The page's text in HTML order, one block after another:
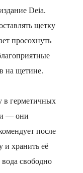
Deia.
щетку
просохнуть
на щетине.
в герметичных
— они
после
и хранить её
свободно